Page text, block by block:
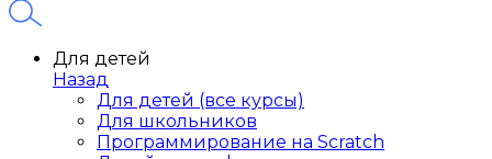
Для детей
Назад
Для детей (все курсы)
Для школьников
Программирование на Scratch